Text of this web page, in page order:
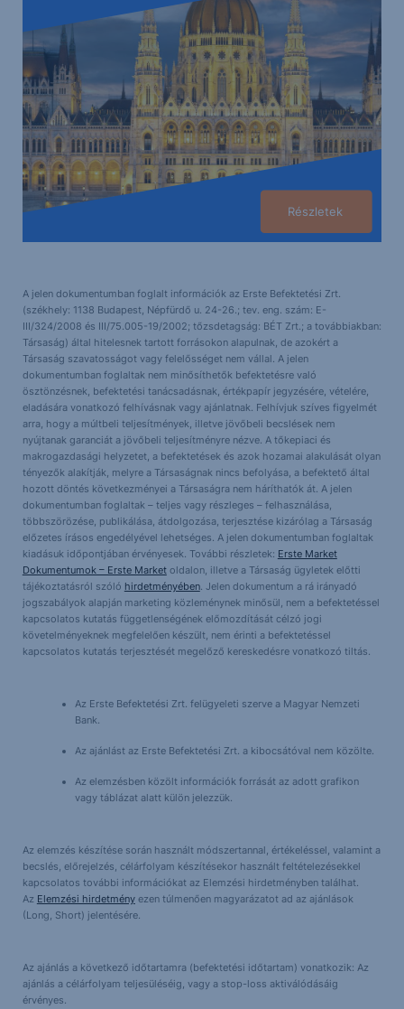
Részletek
A jelen dokumentumban foglalt információk az Erste Befektetési Zrt.
(székhely: 1138 Budapest, Népfürdő u. 24-26.; tev. eng. szám: E-
III/324/2008 és III/75.005-19/2002; tőzsdetagság: BÉT Zrt.; a továbbiakban:
Társaság) által hitelesnek tartott forrásokon alapulnak, de azokért a
Társaság szavatosságot vagy felelősséget nem vállal. A jelen
dokumentumban foglaltak nem minősíthetők befektetésre való
ösztönzésnek, befektetési tanácsadásnak, értékpapír jegyzésére, vételére,
eladására vonatkozó felhívásnak vagy ajánlatnak. Felhívjuk szíves figyelmét
arra, hogy a múltbeli teljesítmények, illetve jövőbeli becslések nem
nyújtanak garanciát a jövőbeli teljesítményre nézve. A tőkepiaci és
makrogazdasági helyzetet, a befektetések és azok hozamai alakulását olyan
tényezők alakítják, melyre a Társaságnak nincs befolyása, a befektető által
hozott döntés következményei a Társaságra nem háríthatók át. A jelen
dokumentumban foglaltak – teljes vagy részleges – felhasználása,
többszörözése, publikálása, átdolgozása, terjesztése kizárólag a Társaság
előzetes írásos engedélyével lehetséges. A jelen dokumentumban foglaltak
kiadásuk időpontjában érvényesek. További részletek: Erste Market
Dokumentumok – Erste Marketoldalon, illetve a Társaság ügyletek előtti
tájékoztatásról szóló hirdetményében. Jelen dokumentum a rá irányadó
jogszabályok alapján marketing közleménynek minősül, nem a befektetéssel
kapcsolatos kutatás függetlenségének előmozdítását célzó jogi
követelményeknek megfelelően készült, nem érinti a befektetéssel
kapcsolatos kutatás terjesztését megelőző kereskedésre vonatkozó tiltás.
Az Erste Befektetési Zrt. felügyeleti szerve a Magyar Nemzeti
Bank.
Az ajánlást az Erste Befektetési Zrt. a kibocsátóval nem közölte.
Az elemzésben közölt információk forrását az adott grafikon
vagy táblázat alatt külön jelezzük.
Az elemzés készítése során használt módszertannal, értékeléssel, valamint a
becslés, előrejelzés, célárfolyam készítésekor használt feltételezésekkel
kapcsolatos további információkat az Elemzési hirdetményben találhat.
Az Elemzési hirdetményezen túlmenően magyarázatot ad az ajánlások
(Long, Short) jelentésére.
Az ajánlás a következő időtartamra (befektetési időtartam) vonatkozik: Az
ajánlás a célárfolyam teljesüléséig, vagy a stop-loss aktiválódásáig
érvényes.